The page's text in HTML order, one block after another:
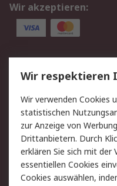
Wir akzeptieren:
Service
Value Added Services
Rücksendungen
Hilfe
Rechtliches
AGB
Wir respektieren
Wir verwenden Cookies
statistischen
zur Anzeige von
Drittanbietern. Durch
erklären Sie sich mit der
essentiellen Cookies
Cookies auswählen,